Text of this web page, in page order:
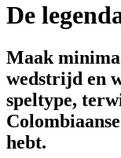
De
Maak
wedstrijd en
speltype,
hebt.